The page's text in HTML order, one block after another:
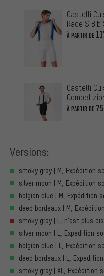
Castelli
Race S Bib
À PARTIR DE
Castelli
À PARTIR DE
Versions:
smoky gray | M, Expédition
silver moon | M, Expédition
belgian blue | M, Expédition
deep bordeaux | M,
smoky gray | L, n’est plus
silver moon | L, Expédition
belgian blue | L, Expédition
deep bordeaux | L,
smoky gray | XL, Expédition